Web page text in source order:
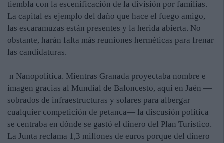
tiembla con la escenificación de la división por familias.
La capital es ejemplo del daño que hace el fuego amigo,
las escaramuzas están presentes y la herida abierta. No
obstante, harán falta más reuniones herméticas para frenar
las candidaturas.
n Nanopolítica. Mientras Granada proyectaba nombre e
imagen gracias al Mundial de Baloncesto, aquí en Jaén —
sobrados de infraestructuras y solares para albergar
cualquier competición de petanca— la discusión política
se centraba en dónde se gastó el dinero del Plan Turístico.
La Junta reclama 1,3 millones de euros porque del dinero